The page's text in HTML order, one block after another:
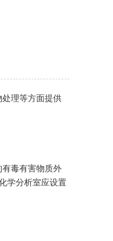
理等方面提供
毒有害物质外
学分析室应设置